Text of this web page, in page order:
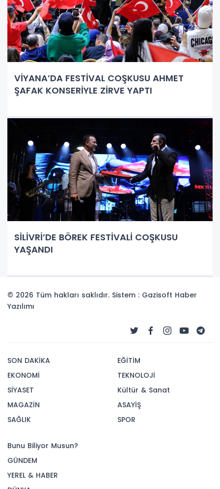
VİYANA’DA FESTİVAL COŞKUSU AHMET
ŞAFAK KONSERİYLE ZİRVE YAPTI
SİLİVRİ’DE BÖREK FESTİVALİ COŞKUSU
YAŞANDI
© 2026 Tüm hakları saklıdır. Sistem : Gazisoft Haber
Yazılımı
SON DAKİKA
EKONOMİ
SİYASET
MAGAZİN
SAĞLIK
EĞİTİM
TEKNOLOJİ
Kültür & Sanat
ASAYİŞ
SPOR
Bunu Biliyor Musun?
GÜNDEM
YEREL & HABER